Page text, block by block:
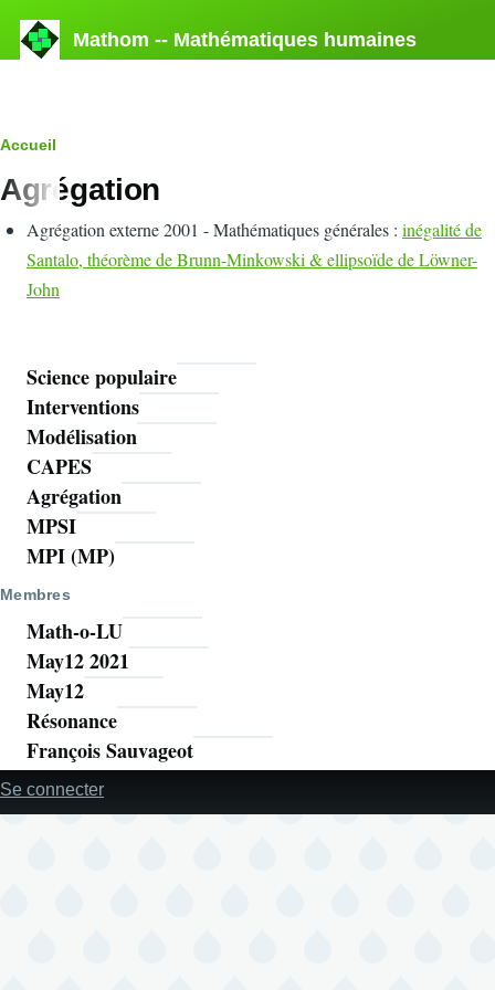
Mathom -- Mathématiques humaines
Fil
d'Ariane
Accueil
Agrégation
Agrégation externe 2001 - Mathématiques générales : inégalité de
Santalo, théorème de Brunn-Minkowski & ellipsoïde de Löwner-
John
Mathoms
Science populaire
Interventions
Modélisation
CAPES
Agrégation
MPSI
MPI (MP)
Membres
Math-o-LU
May12 2021
May12
Résonance
François Sauvageot
Menu
utilisateur
Se connecter